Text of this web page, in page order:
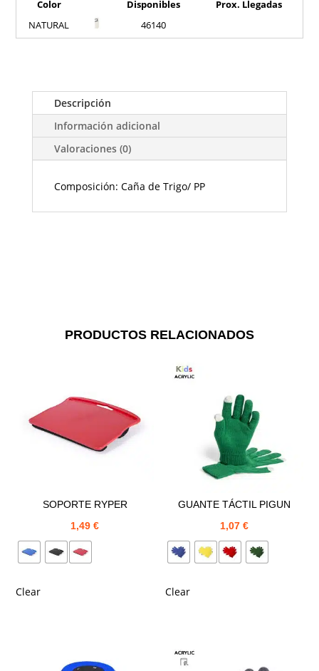
Color Disponibles
Prox. Llegadas
NATURAL
46140
Descripción
Información adicional
Valoraciones (0)
Composición: Caña de Trigo/ PP
PRODUCTOS RELACIONADOS
SOPORTE RYPER
1,49€
Clear
GUANTE TÁCTIL PIGUN
1,07 €
Clear